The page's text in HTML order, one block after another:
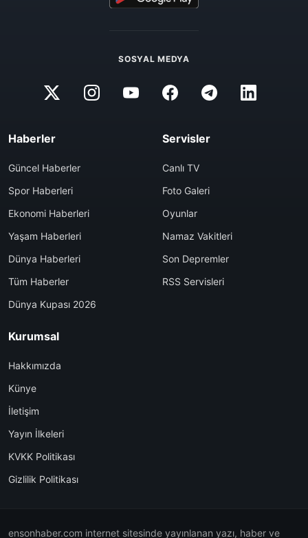
SOSYAL MEDYA
Haberler
Güncel Haberler
Spor Haberleri
Ekonomi Haberleri
Yaşam Haberleri
Dünya Haberleri
Tüm Haberler
Dünya Kupası 2026
Servisler
Canlı TV
Foto Galeri
Oyunlar
Namaz Vakitleri
Son Depremler
RSS Servisleri
Kurumsal
Hakkımızda
Künye
İletişim
Yayın İlkeleri
KVKK Politikası
Gizlilik Politikası
ensonhaber.com internet sitesinde yayınlanan yazı, haber ve